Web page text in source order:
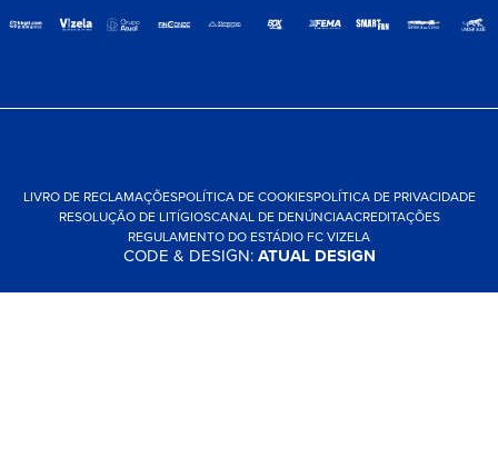
LIVRO DE RECLAMAÇÕESPOLÍTICA DE COOKIESPOLÍTICA DE PRIVACIDADE
RESOLUÇÃO DE LITÍGIOSCANAL DE DENÚNCIAACREDITAÇÕES
REGULAMENTO DO ESTÁDIO FC VIZELA
CODE & DESIGN:ATUAL DESIGN